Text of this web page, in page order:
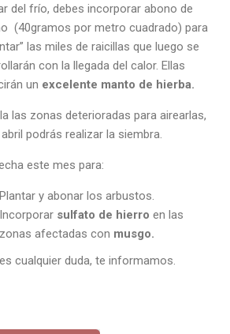
del frío, debes incorporar abono de
(40gramos por metro cuadrado) para
las miles de raicillas que luego se
con la llegada del calor. Ellas
un excelente manto de hierba.
las zonas deterioradas para airearlas,
podrás realizar la siembra.
este mes para:
Plantar y abonar los arbustos.
Incorporar sulfato de hierro en las
zonas afectadas con musgo.
cualquier duda, te informamos.